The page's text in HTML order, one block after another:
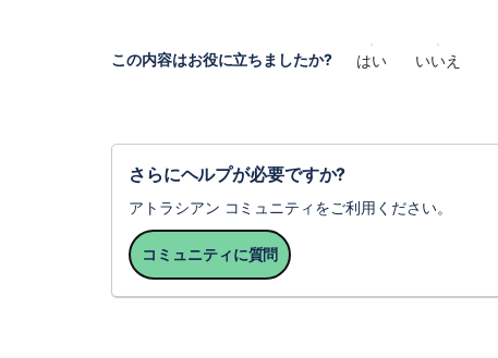
この内容はお役に立ちましたか? はい いいえ
さらにヘルプが必要ですか?
アトラシアン コミュニティをご利用ください。
コミュニティに質問